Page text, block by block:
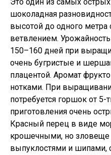
Это один из самых
шоколадная
высотой до одного
ветвлением.
150–160 дней при
очень бугристые и
плацентой. Аромат
нотками. При
потребуется горшок от 5-
приготовления очень
Красный перец в виде
крошечными, но
выпуклостями и